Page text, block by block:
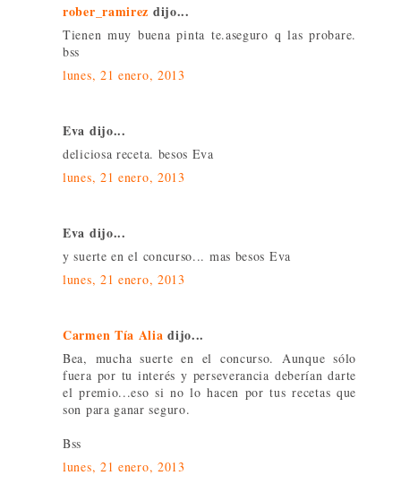
rober_ramirez dijo...
Tienen muy buena pinta te.aseguro q las probare.
bss
lunes, 21 enero, 2013
Eva dijo...
deliciosa receta. besos Eva
lunes, 21 enero, 2013
Eva dijo...
y suerte en el concurso... mas besos Eva
lunes, 21 enero, 2013
Carmen Tía Alia dijo...
Bea, mucha suerte en el concurso. Aunque sólo
fuera por tu interés y perseverancia deberían darte
el premio...eso si no lo hacen por tus recetas que
son para ganar seguro.
Bss
lunes, 21 enero, 2013